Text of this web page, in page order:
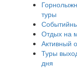
туры
Отдых на
Активный
Туры
дня